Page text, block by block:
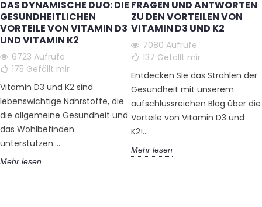
DAS DYNAMISCHE DUO: DIE
GESUNDHEITLICHEN
VORTEILE VON VITAMIN D3
UND VITAMIN K2
6723 Aufrufe
175 Gefällt mir
Vitamin D3 und K2 sind
lebenswichtige Nährstoffe, die
die allgemeine Gesundheit und
das Wohlbefinden
unterstützen....
Mehr lesen
FRAGEN UND ANTWORTEN
ZU DEN VORTEILEN VON
VITAMIN D3 UND K2
7080 Aufrufe
137 Gefällt mir
Entdecken Sie das Strahlen der
Gesundheit mit unserem
aufschlussreichen Blog über die
Vorteile von Vitamin D3 und
K2!...
Mehr lesen